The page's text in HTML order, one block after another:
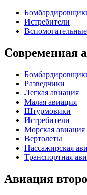
Истребители
Вспомогательные
Современная
Разведчики
Легкая авиация
Малая авиация
Штурмовики
Истребители
Морская авиация
Вертолеты
Пассажирская
Транспортная
Авиация